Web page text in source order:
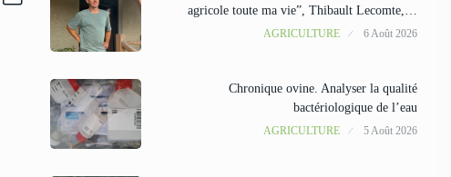
agricole toute ma vie”, Thibault Lecomte,…
AGRICULTURE 6 Août 2026
Chronique ovine. Analyser la qualité
bactériologique de l’eau
AGRICULTURE 5 Août 2026